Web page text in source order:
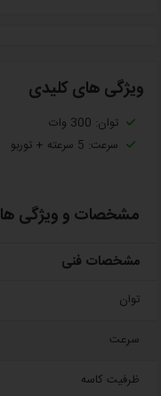
ویژگی های کلیدی
توان: 300 وات
سرعت: 5 سرعته + توربو
مشخصات و ویژگی ها
مشخصات فنی
توان
سرعت
ظرفیت کاسه